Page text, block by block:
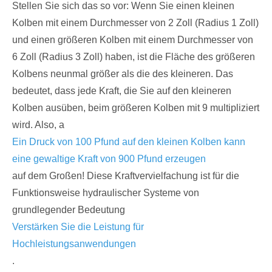
Stellen Sie sich das so vor: Wenn Sie einen kleinen
Kolben mit einem Durchmesser von 2 Zoll (Radius 1 Zoll)
und einen größeren Kolben mit einem Durchmesser von
6 Zoll (Radius 3 Zoll) haben, ist die Fläche des größeren
Kolbens neunmal größer als die des kleineren. Das
bedeutet, dass jede Kraft, die Sie auf den kleineren
Kolben ausüben, beim größeren Kolben mit 9 multipliziert
wird. Also, a
Ein Druck von 100 Pfund auf den kleinen Kolben kann
eine gewaltige Kraft von 900 Pfund erzeugen
auf dem Großen! Diese Kraftvervielfachung ist für die
Funktionsweise hydraulischer Systeme von
grundlegender Bedeutung
Verstärken Sie die Leistung für
Hochleistungsanwendungen
.